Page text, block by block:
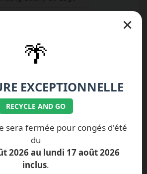
Samsung Galaxy S5 Neo
Galaxy S5 Mini
Samsung Galaxy S5
Galaxy S4 Active
Galaxy S4 Mini
Samsung Galaxy S4
×
🌴
EXCEPTIONNELLE
RECYCLE AND GO
sera fermée pour congés d'été
du
2026 au lundi 17 août 2026
inclus.